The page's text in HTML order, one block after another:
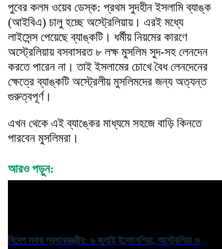
পুবের কলম ওয়েব ডেস্ক: প্রথম সুদহীন ইসলামি ব্যাঙ্ক
(আইবিএ) চালু হচ্ছে অস্ট্রেলিয়ায়। এরই মধ্যে
লাইসেন্স পেয়েছে ব্যাঙ্কটি। ধর্মীয় নিয়মের কারণে
অস্ট্রেলিয়ায় বসবাসরত ৮ লক্ষ মুসলিম সুদ-সহ লেনদেন
করতে পারেন না। তাই ইসলামের চোখে বৈধ লেনদেনের
ক্ষেত্রে ব্যাঙ্কটি অস্ট্রেলীয় মুসলিমদের জন্য অত্যন্ত
গুরুত্বপূর্ণ।
এখন থেকে এই ব্যাঙ্কের মাধ্যমে সহজে বাড়ি কিনতে
পারবেন মুসলিমরা।
আরও পড়ুন:
বিদেশ সফর প্রধানমন্ত্রীর: ৬ জুলাই ইন্দোনেশিয়া, অস্ট্রেলিয়া ও